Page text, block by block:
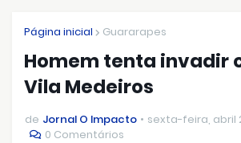
Página inicial Guararapes
Homem tenta invadir
Vila Medeiros
de Jornal O Impacto
sexta-feira, abril
0 Comentários